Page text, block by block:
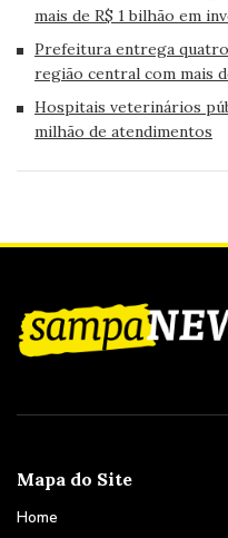
mais de R$ 1 bilhão em
Prefeitura entrega
região central com mais
Hospitais veterinários
milhão de atendimentos
Mapa do Site
Home